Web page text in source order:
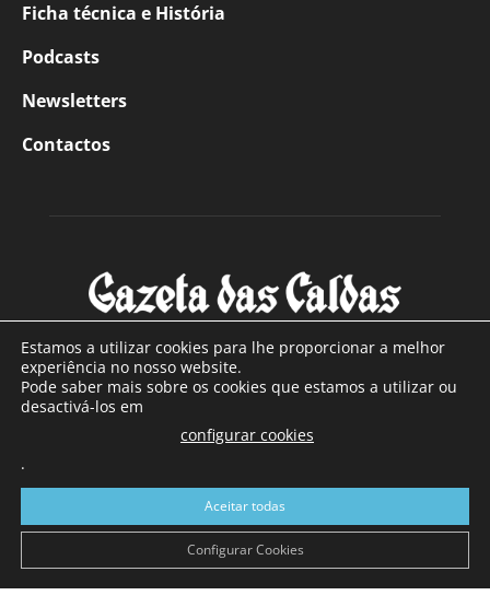
Ficha técnica e História
Podcasts
Newsletters
Contactos
SOBRE NÓS
Com sede nas Caldas da Rainha e mais de 90 anos de
a sul de distrito de Leiria, com mais de 40.000 leitores por
toda a região Oeste. Jornal com distribuição em Portugal
Continental e assinatura online.
Estamos a utilizar cookies para lhe proporcionar a melhor
experiência no nosso website.
Pode saber mais sobre os cookies que estamos a utilizar ou
desactivá-los em
configurar cookies
.
Aceitar todas
Configurar Cookies